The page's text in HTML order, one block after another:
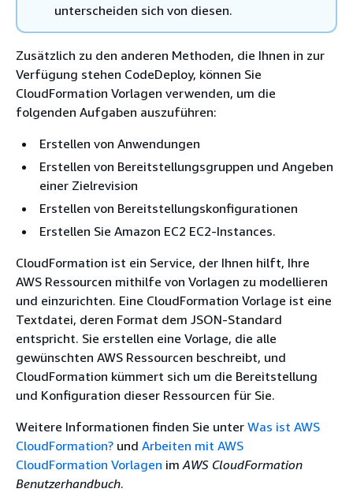
unterscheiden sich von diesen.
Zusätzlich zu den anderen Methoden, die Ihnen in zur
Verfügung stehen CodeDeploy, können Sie
CloudFormation Vorlagen verwenden, um die
folgenden Aufgaben auszuführen:
Erstellen von Anwendungen
Erstellen von Bereitstellungsgruppen und Angeben
einer Zielrevision
Erstellen von Bereitstellungskonfigurationen
Erstellen Sie Amazon EC2 EC2-Instances.
CloudFormation ist ein Service, der Ihnen hilft, Ihre
AWS Ressourcen mithilfe von Vorlagen zu modellieren
und einzurichten. Eine CloudFormation Vorlage ist eine
Textdatei, deren Format dem JSON-Standard
entspricht. Sie erstellen eine Vorlage, die alle
gewünschten AWS Ressourcen beschreibt, und
CloudFormation kümmert sich um die Bereitstellung
und Konfiguration dieser Ressourcen für Sie.
Weitere Informationen finden Sie unter Was ist AWS
CloudFormation? und Arbeiten mit AWS
CloudFormation Vorlagen imAWS CloudFormation
Benutzerhandbuch.